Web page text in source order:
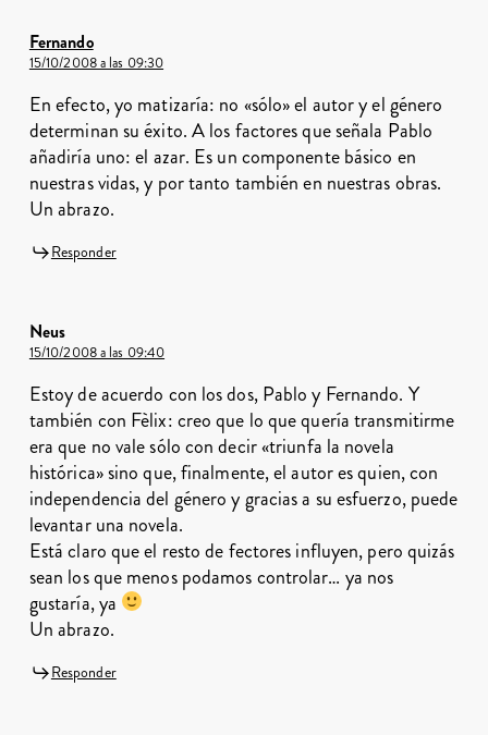
Fernando
15/10/2008 a las 09:30
En efecto, yo matizaría: no «sólo» el autor y el género
determinan su éxito. A los factores que señala Pablo
añadiría uno: el azar. Es un componente básico en
nuestras vidas, y por tanto también en nuestras obras.
Un abrazo.
Responder
Neus
15/10/2008 a las 09:40
Estoy de acuerdo con los dos, Pablo y Fernando. Y
también con Fèlix: creo que lo que quería transmitirme
era que no vale sólo con decir «triunfa la novela
histórica» sino que, finalmente, el autor es quien, con
independencia del género y gracias a su esfuerzo, puede
levantar una novela.
Está claro que el resto de fectores influyen, pero quizás
sean los que menos podamos controlar… ya nos
gustaría, ya
Un abrazo.
Responder